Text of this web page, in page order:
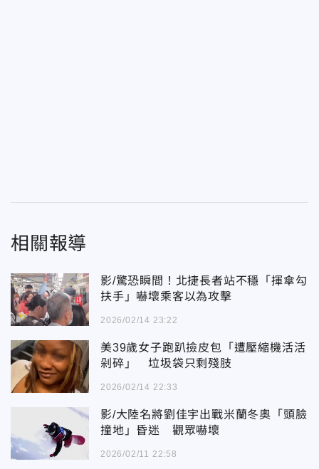
相關報導
影/驚恐瞬間！北捷長者站不穩「揮傘勾
扶手」嚇壞乘客以為攻擊
2026/02/14 23:22
美39歲女子跑趴撿皮包「遭壓縮機活活
剁碎」 垃圾袋只剩殘肢
2026/02/14 22:33
影/大陸名將劉佳宇出戰米蘭冬奧「頭臉
撞地」昏迷 觀眾嚇壞
2026/02/11 22:58